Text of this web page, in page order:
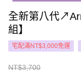
全新第八代
組】
宅配滿NT$3,000免運
NT$3,700